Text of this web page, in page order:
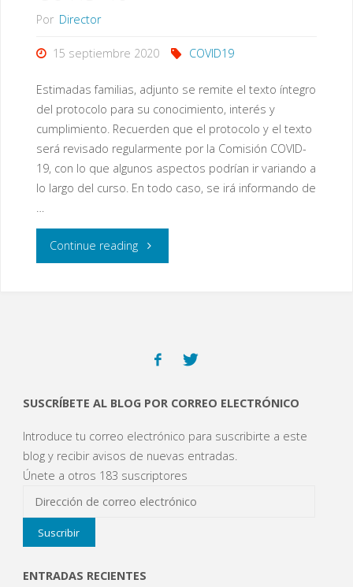
de
Primaria.
Por Director
15 septiembre 2020 COVID19
Estimadas familias, adjunto se remite el texto íntegro
del protocolo para su conocimiento, interés y
cumplimiento. Recuerden que el protocolo y el texto
será revisado regularmente por la Comisión COVID-
19, con lo que algunos aspectos podrían ir variando a
lo largo del curso. En todo caso, se irá informando de
Continue reading"Texto
SUSCRÍBETE AL BLOG POR CORREO ELECTRÓNICO
Introduce tu correo electrónico para suscribirte a este
blog y recibir avisos de nuevas entradas.
Únete a otros 183 suscriptores
Dirección
de
correo
Suscribir
ENTRADAS RECIENTES